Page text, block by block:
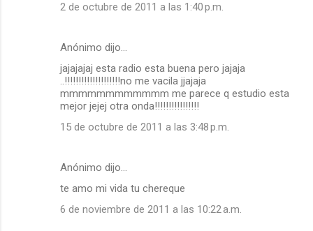
2 de octubre de 2011 a las 1:40 p.m.
Anónimo dijo…
jajajajaj esta radio esta buena pero jajaja
..!!!!!!!!!!!!!!!!!!!!no me vacila jjajaja
mmmmmmmmmmmm me parece q estudio esta
mejor jejej otra onda!!!!!!!!!!!!!!!!
15 de octubre de 2011 a las 3:48 p.m.
Anónimo dijo…
te amo mi vida tu chereque
6 de noviembre de 2011 a las 10:22 a.m.